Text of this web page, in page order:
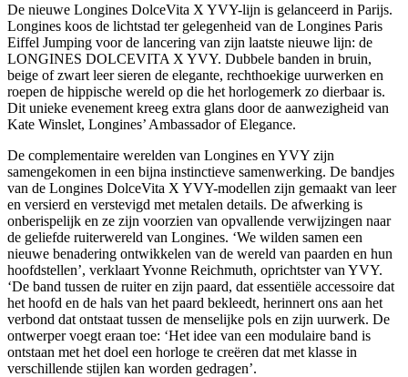
De nieuwe Longines DolceVita X YVY-lijn is gelanceerd in Parijs.
Longines koos de lichtstad ter gelegenheid van de Longines Paris
Eiffel Jumping voor de lancering van zijn laatste nieuwe lijn: de
LONGINES DOLCEVITA X YVY. Dubbele banden in bruin,
beige of zwart leer sieren de elegante, rechthoekige uurwerken en
roepen de hippische wereld op die het horlogemerk zo dierbaar is.
Dit unieke evenement kreeg extra glans door de aanwezigheid van
Kate Winslet, Longines’ Ambassador of Elegance.
De complementaire werelden van Longines en YVY zijn
samengekomen in een bijna instinctieve samenwerking. De bandjes
van de Longines DolceVita X YVY-modellen zijn gemaakt van leer
en versierd en verstevigd met metalen details. De afwerking is
onberispelijk en ze zijn voorzien van opvallende verwijzingen naar
de geliefde ruiterwereld van Longines. ‘We wilden samen een
nieuwe benadering ontwikkelen van de wereld van paarden en hun
hoofdstellen’, verklaart Yvonne Reichmuth, oprichtster van YVY.
‘De band tussen de ruiter en zijn paard, dat essentiële accessoire dat
het hoofd en de hals van het paard bekleedt, herinnert ons aan het
verbond dat ontstaat tussen de menselijke pols en zijn uurwerk. De
ontwerper voegt eraan toe: ‘Het idee van een modulaire band is
ontstaan met het doel een horloge te creëren dat met klasse in
verschillende stijlen kan worden gedragen’.